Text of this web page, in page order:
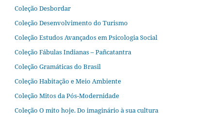
Coleção Desbordar
Coleção Desenvolvimento do Turismo
Coleção Estudos Avançados em Psicologia Social
Coleção Fábulas Indianas – Pañcatantra
Coleção Gramáticas do Brasil
Coleção Habitação e Meio Ambiente
Coleção Mitos da Pós-Modernidade
Coleção O mito hoje. Do imaginário à sua cultura